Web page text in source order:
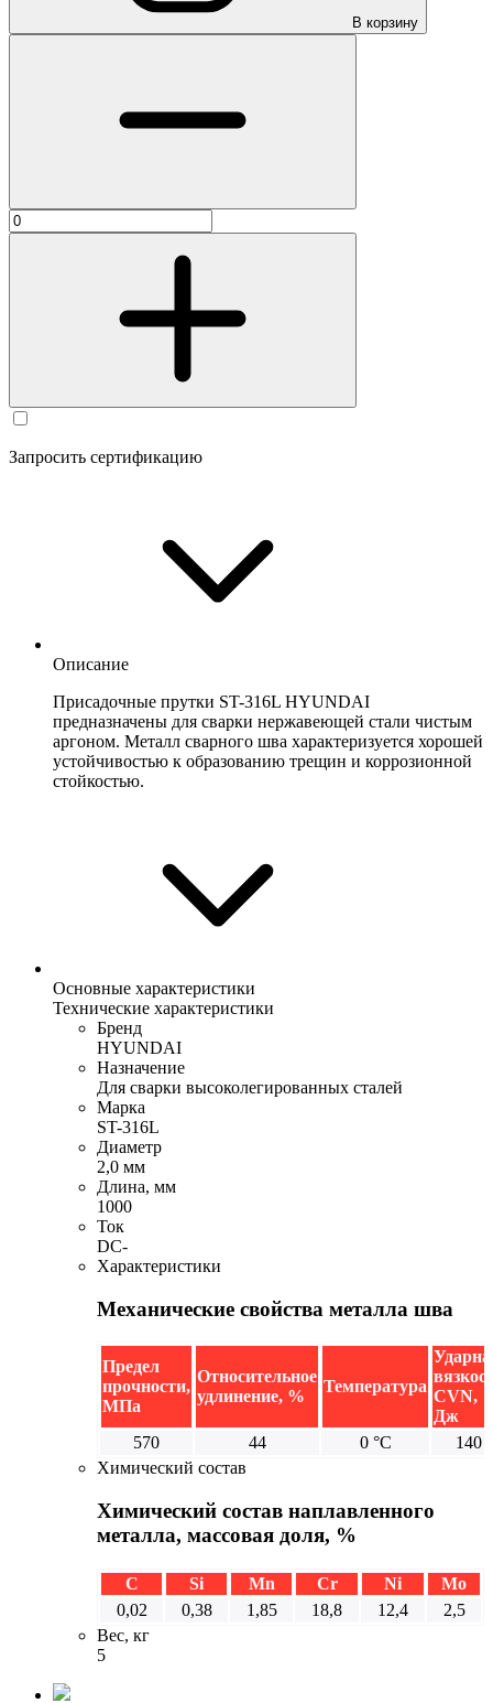
В корзину
Запросить сертификацию
Описание
Присадочные прутки ST-316L HYUNDAI
предназначены для сварки нержавеющей стали чистым
аргоном. Металл сварного шва характеризуется хорошей
устойчивостью к образованию трещин и коррозионной
стойкостью.
Основные характеристики
Технические характеристики
Бренд
HYUNDAI
Назначение
Для сварки высоколегированных сталей
Марка
ST-316L
Диаметр
2,0 мм
Длина, мм
1000
Ток
DC-
Характеристики
Механические свойства металла шва
Предел
прочности,
МПа
Относительное
удлинение, %
Температура
CVN,
Дж
570
44 0 °С
140
Химический состав
Химический состав наплавленного
металла, массовая доля, %
C Si Mn Cr Ni
Mo
0,02
0,38 1,85 18,8 12,4
2,5
Вес, кг
5